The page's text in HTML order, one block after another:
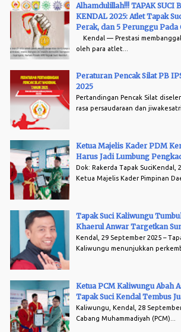
Alhamdulillah!!! TAPAK SUCI
KENDAL 2025: Atlet Tapak
Perak, dan 5 Perunggu Pada
Kendal — Prestasi
oleh para atlet...
Peraturan Pencak Silat PB
2025
Pertandingan Pencak Silat
rasa persaudaraan dan
Ketua Majelis Kader PDM
Harus Jadi Lumbung
Dok: Rakerda Tapak SuciKendal,
Ketua Majelis Kader Pimpinan
Tapak Suci Kaliwungu
Khaerul Anwar Targetkan
Kendal, 29 September 2025 –
Kaliwungu menunjukkan
Ketua PCM Kaliwungu Abah
Tapak Suci Kendal Tembus
Kaliwungu, Kendal, 28
Cabang Muhammadiyah (PCM)...